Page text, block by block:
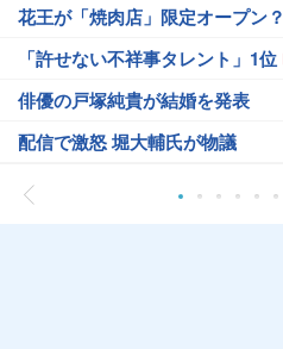
花王が「焼肉店」限定オープン？
「許せない不祥事タレント」1位
俳優の戸塚純貴が結婚を発表
配信で激怒 堀大輔氏が物議